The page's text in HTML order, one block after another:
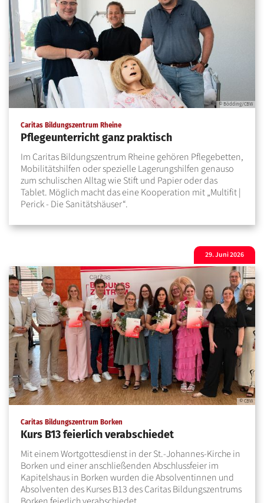
© Bödding/CBW
Caritas Bildungszentrum Rheine:
Pflegeunterricht ganz praktisch
Im Caritas Bildungszentrum Rheine gehören Pflegebetten,
Mobilitätshilfen oder spezielle Lagerungshilfen genauso
zum schulischen Alltag wie Stift und Papier oder das
Tablet. Möglich macht das eine Kooperation mit „Multifit |
Perick - Die Sanitätshäuser“.
© CBW
Caritas Bildungszentrum Borken
Kurs B13 feierlich verabschiedet
29. Juni 2026
Mit einem Wortgottesdienst in der St.-Johannes-Kirche in
Borken und einer anschließenden Abschlussfeier im
Kapitelshaus in Borken wurden die Absolventinnen und
Absolventen des Kurses B13 des Caritas Bildungszentrums